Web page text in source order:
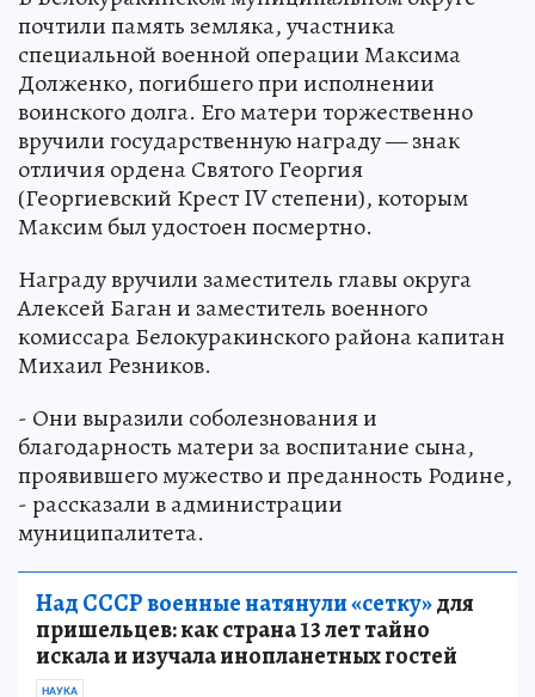
В Белокуракинском муниципальном округе
почтили память земляка, участника
специальной военной операции Максима
Долженко, погибшего при исполнении
воинского долга. Его матери торжественно
вручили государственную награду — знак
отличия ордена Святого Георгия
(Георгиевский Крест IV степени), которым
Максим был удостоен посмертно.
Награду вручили заместитель главы округа
Алексей Баган и заместитель военного
комиссара Белокуракинского района капитан
- Они выразили соболезнования и
благодарность матери за воспитание сына,
проявившего мужество и преданность Родине,
- рассказали в администрации
муниципалитета.
Над СССР военные натянули «сетку» для
пришельцев: как страна 13 лет тайно
искала и изучала инопланетных гостей